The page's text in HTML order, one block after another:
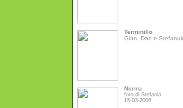
Terminillo
Gian, Dan e Stefanuk
Norma
foto di Stefania
15-03-2006